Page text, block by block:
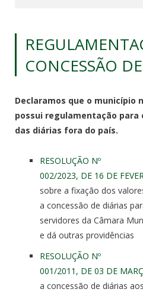
CONCESSÃO
Declaramos que o município
possui regulamentação para
das diárias fora do país.
RESOLUÇÃO Nº
002/2023, DE 16 DE
sobre a fixação dos
a concessão de diárias
servidores da Câmara
e dá outras providências
RESOLUÇÃO Nº
001/2011, DE 03 DE
a concessão de diárias